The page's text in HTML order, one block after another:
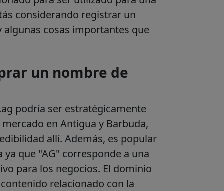
considerando registrar un
cosas importantes que
un nombre de
podría ser estratégicamente
en Antigua y Barbuda,
allí. Además, es popular
que "AG" corresponde a una
para los negocios. El dominio
relacionado con la